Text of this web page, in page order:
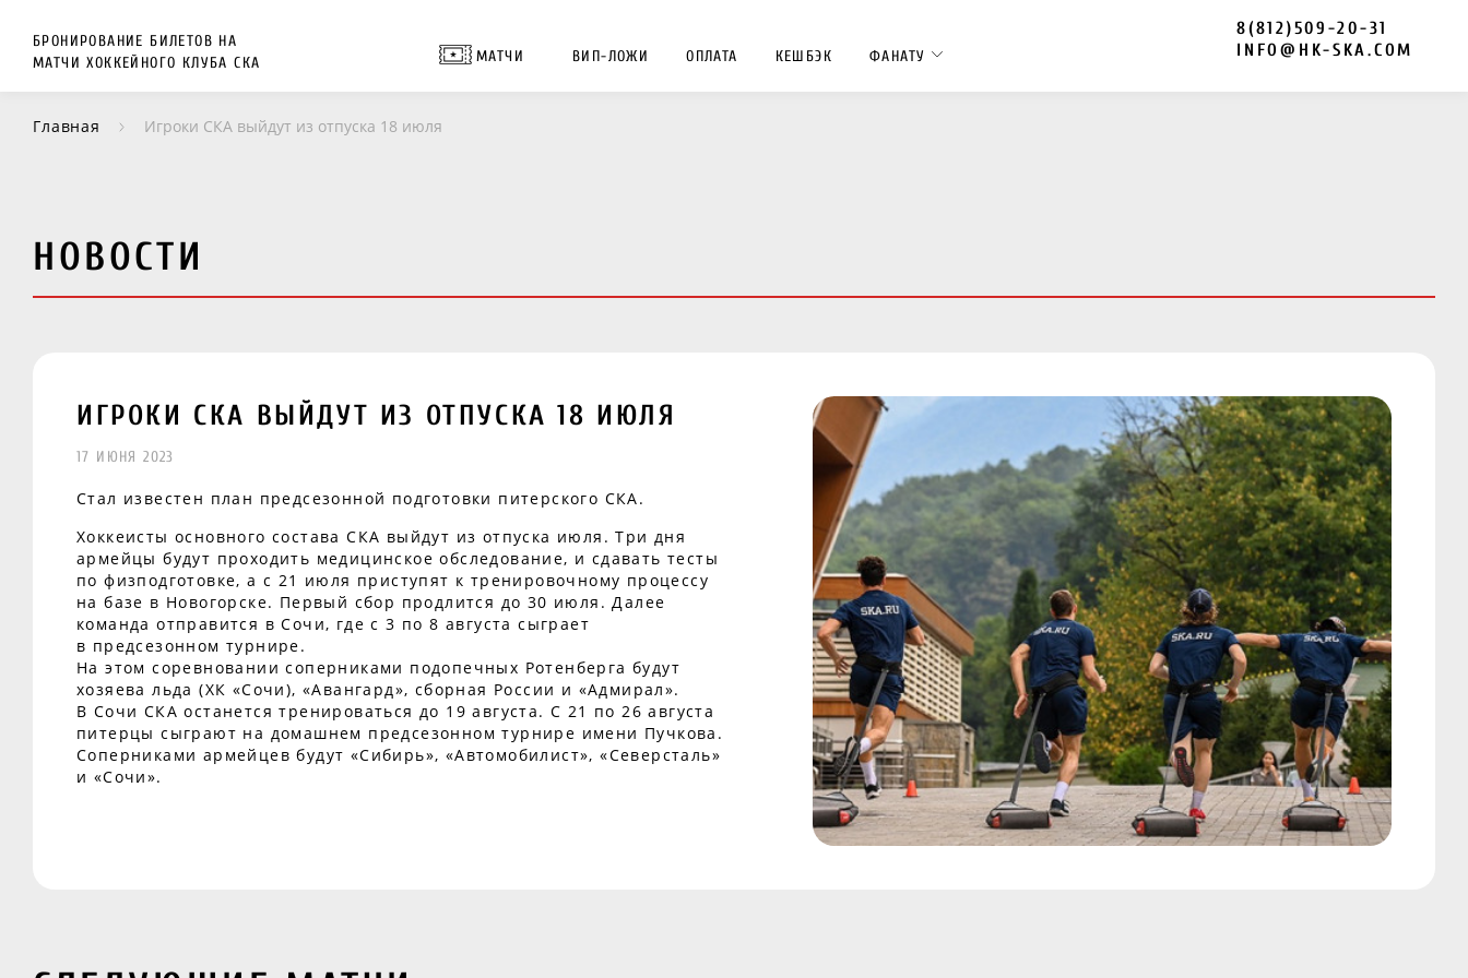
БРОНИРОВАНИЕ БИЛЕТОВ НА
МАТЧИ ХОККЕЙНОГО КЛУБА СКА
МАТЧИ ВИП-ЛОЖИ ОПЛАТА КЕШБЭК ФАНАТУ
8(812)509-20-31
INFO@HK-SKA.COM
Главная Игроки СКА выйдут из отпуска 18 июля
НОВОСТИ
ИГРОКИ СКА ВЫЙДУТ ИЗ ОТПУСКА 18 ИЮЛЯ
17 ИЮНЯ 2023
Стал известен план предсезонной подготовки питерского СКА.
Хоккеисты основного состава СКА выйдут из отпуска июля. Три дня
армейцы будут проходить медицинское обследование, и сдавать тесты
по физподготовке, а с 21 июля приступят к тренировочному процессу
на базе в Новогорске. Первый сбор продлится до 30 июля. Далее
команда отправится в Сочи, где с 3 по 8 августа сыграет
в предсезонном турнире.
На этом соревновании соперниками подопечных Ротенберга будут
хозяева льда (ХК «Сочи), «Авангард», сборная России и «Адмирал».
В Сочи СКА останется тренироваться до 19 августа. С 21 по 26 августа
питерцы сыграют на домашнем предсезонном турнире имени Пучкова.
Соперниками армейцев будут «Сибирь», «Автомобилист», «Северсталь»
и «Сочи».